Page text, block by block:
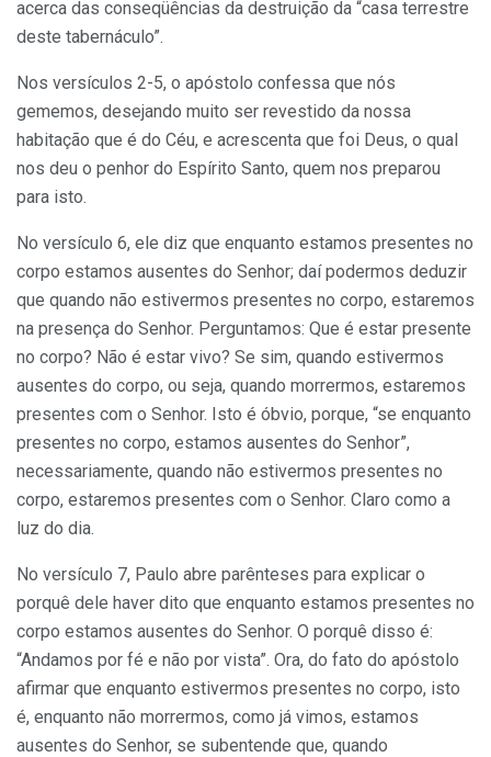
acerca das conseqüências da destruição da “casa terrestre
deste tabernáculo”.
Nos versículos 2-5, o apóstolo confessa que nós
gememos, desejando muito ser revestido da nossa
habitação que é do Céu, e acrescenta que foi Deus, o qual
nos deu o penhor do Espírito Santo, quem nos preparou
para isto.
No versículo 6, ele diz que enquanto estamos presentes no
corpo estamos ausentes do Senhor; daí podermos deduzir
que quando não estivermos presentes no corpo, estaremos
na presença do Senhor. Perguntamos: Que é estar presente
no corpo? Não é estar vivo? Se sim, quando estivermos
ausentes do corpo, ou seja, quando morrermos, estaremos
presentes com o Senhor. Isto é óbvio, porque, “se enquanto
presentes no corpo, estamos ausentes do Senhor”,
necessariamente, quando não estivermos presentes no
corpo, estaremos presentes com o Senhor. Claro como a
luz do dia.
No versículo 7, Paulo abre parênteses para explicar o
porquê dele haver dito que enquanto estamos presentes no
corpo estamos ausentes do Senhor. O porquê disso é:
“Andamos por fé e não por vista”. Ora, do fato do apóstolo
afirmar que enquanto estivermos presentes no corpo, isto
é, enquanto não morrermos, como já vimos, estamos
ausentes do Senhor, se subentende que, quando